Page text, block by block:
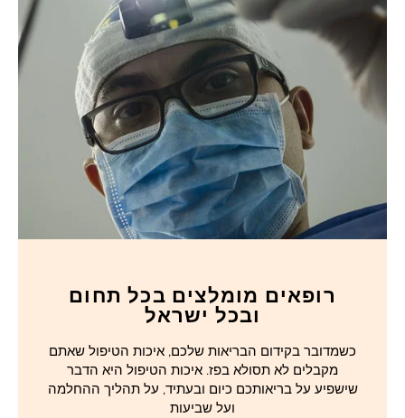
רופאים מומלצים בכל תחום
ובכל ישראל
כשמדובר בקידום הבריאות שלכם, איכות הטיפול שאתם
מקבלים לא תסולא בפז. איכות הטיפול היא הדבר
שישפיע על בריאותכם כיום ובעתיד, על תהליך ההחלמה
ועל שביעות